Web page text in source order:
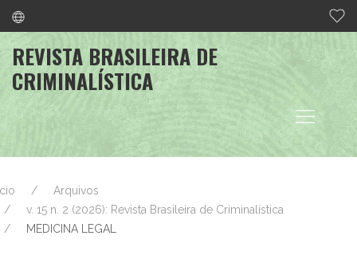
REVISTA BRASILEIRA DE
CRIMINALÍSTICA
Arquivos
v. 15 n. 2 (2026): Revista Brasileira de Criminalística
MEDICINA LEGAL